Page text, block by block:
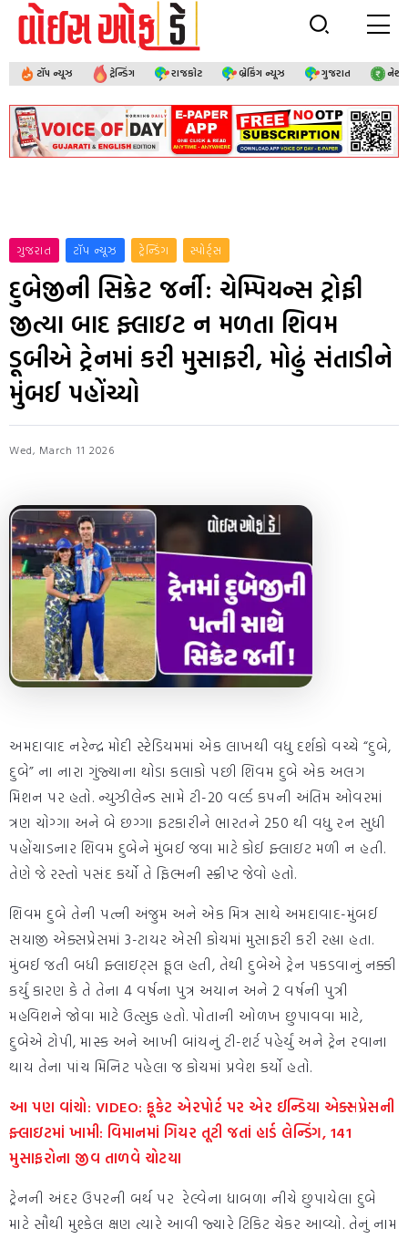
ટૉપ ન્યૂઝ ટ્રેન્ડિંગ રાજકોટ બ્રેકિંગ ન્યૂઝ ગુજરાત
ગુજરાત ટૉપ ન્યૂઝ ટ્રેન્ડિંગ સ્પોર્ટ્સ
દુબેજીની સિક્રેટ જર્ની: ચેમ્પિયન્સ ટ્રોફી
જીત્યા બાદ ફ્લાઇટ ન મળતા શિવમ
ડૂબીએ ટ્રેનમાં કરી મુસાફરી, મોઢું સંતાડીને
મુંબઈ પહોંચ્યો
Wed, March 11 2026
અમદાવાદ નરેન્દ્ર મોદી સ્ટેડિયમમાં એક લાખથી વધુ દર્શકો વચ્ચે “દુબે,
દુબે” ના નારા ગુંજ્યાના થોડા કલાકો પછી શિવમ દુબે એક અલગ
મિશન પર હતો. ન્યુઝીલેન્ડ સામે ટી-20 વર્લ્ડ કપની અંતિમ ઓવરમાં
ત્રણ ચોગ્ગા અને બે છગ્ગા ફટકારીને ભારતને 250 થી વધુ રન સુધી
પહોંચાડનાર શિવમ દુબેને મુંબઈ જવા માટે કોઈ ફ્લાઇટ મળી ન હતી.
તેણે જે રસ્તો પસંદ કર્યો તે ફિલ્મની સ્ક્રીપ્ટ જેવો હતો.
શિવમ દુબે તેની પત્ની અંજુમ અને એક મિત્ર સાથે અમદાવાદ-મુંબઈ
સયાજી એક્સપ્રેસમાં 3-ટાયર એસી કોચમાં મુસાફરી કરી રહ્યા હતા.
મુંબઈ જતી બધી ફ્લાઇટ્સ ફૂલ હતી, તેથી દુબેએ ટ્રેન પકડવાનું નક્કી
કર્યું કારણ કે તે તેના 4 વર્ષના પુત્ર અયાન અને 2 વર્ષની પુત્રી
મહવિશને જોવા માટે ઉત્સુક હતો. પોતાની ઓળખ છુપાવવા માટે,
દુબેએ ટોપી, માસ્ક અને આખી બાંયનું ટી-શર્ટ પહેર્યું અને ટ્રેન રવાના
થાય તેના પાંચ મિનિટ પહેલા જ કોચમાં પ્રવેશ કર્યો હતો.
આ પણ વાંચો: VIDEO: ફૂકેટ એરપોર્ટ પર એર ઈન્ડિયા એક્સપ્રેસની
ફ્લાઇટમાં ખામી: વિમાનમાં ગિયર તૂટી જતાં હાર્ડ લેન્ડિંગ, 141
મુસાફરોના જીવ તાળવે ચોટયા
ટ્રેનની અંદર ઉપરની બર્થ પર રેલ્વેના ધાબળા નીચે છુપાયેલા દુબે
માટે સૌથી મુશ્કેલ ક્ષણ ત્યારે આવી જ્યારે ટિકિટ ચેકર આવ્યો. તેનું નામ